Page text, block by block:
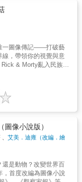
Manara）來上
常出色，既有趣又令人
的色彩，形成了鮮明
說中動輒數十頁的辯
來呈現「迷宮圖書
張力，非常適合想快速
事概要】1327年，方
教之爭，帶著見習僧
山區的本篤會修道院，
使節團會晤做準備。
教世界最豐富的藏書
，修道院發生了一起命
草藥師賽夫禮諾、圖書
館管理員馬拉其亞
死狀恰好與聖經〈默
的末世來臨意象吻
一切。威廉數次潛入迷
清真相，原來謎團跟一
有關……在調查過程
多少…… 《歡樂之家》
得艾斯納獎、浪達文
大獎與同志文學獎
決選。書中對於性啟
繪，不斷觸動宗教團
讀，使本書成為美國
育遭受挑戰的著名案
仍然在圖像文學與回
受推崇的經典地位，
老匯音樂劇，勇奪五項
獎。└佳評讚譽
續作《我和母親之
，不但成為同志通俗文
像小說』這個類別的榜
再一次歌頌同志的年
同志和原生家庭之間
於關心同志、同志歷
等等議題的讀者來
」──紀大偉（《同志文
們望而生畏的傳統嚴
來愈不安於典型女孩的
在權威外表下對精緻
。終於，在遠離家鄉
平權運動浪潮中，她
「我是同性戀！」，卻
與驚人揭露：原來，
她還長。 旋即逝世的
瓶，連真正的死因也成
從小到大的家庭回
子裡、在父母熱愛的
的雙重生活留下的痕
多少…… 《歡樂之家》
獲得艾斯納獎、浪達文
大獎與同志文學獎
決選。書中對於性啟
繪，不斷觸動宗教團
拒讀，使本書成為美國
育遭受挑戰的著名案
【我和你踏出的每一
聲迴響。】《紐約時
度改編圖像小說末日
的世界中艱難求生。
塵灰，他們所感僅有
倆試圖保有最後一絲人
上遇到的人求得生機。
作家戈馬克．麥卡錫
陰鬱、最具預言性，
錫的信中寫道：「我並
變原著的氛圍，僅僅
字一句。身為畫畫的
是能夠以無聲的線條描
曲原意」。獲得麥卡錫
拉瑟雷傾力創作，以簡
化原著極簡的文風，
人性堅韌的動人故
完美呈現。
一圖像傳記——打破藝
，帶領你的視覺與意
& Morty亂入民族誌
泰特現代美術館
上書店「Radical
■ New Yorker、
體、藝術、文化、獨立
這是一個愛情故事。」
幻史的藝術詩歌。」
「一首迷幻文化史的
》 雜誌前所未見，
情感敘事的跨界大
火車，發光的蘑菇、神
圖像小說版）
、艾美．迪雍（改編．繪
是動物？改變世界百
，首度改編為圖像小說